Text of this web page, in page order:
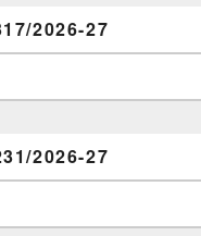
2026-27
2026-27